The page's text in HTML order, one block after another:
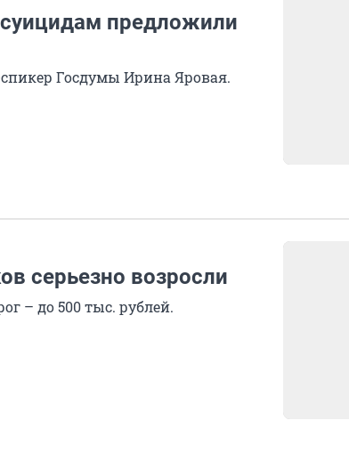
предложили
Госдумы Ирина Яровая.
серьезно возросли
– до 500 тыс. рублей.